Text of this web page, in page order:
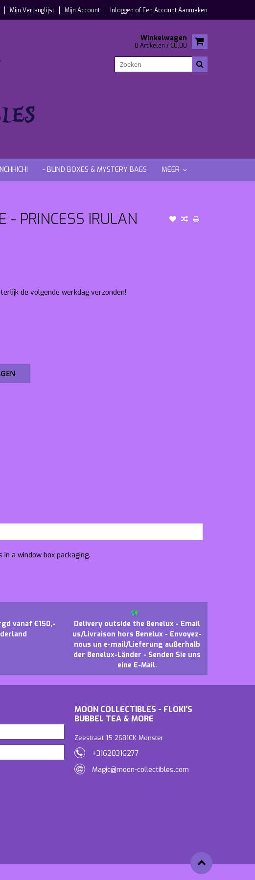
Mijn Verlanglijst Mijn Account Inloggen ofEen Account Aanmaken
Winkelwagen
0 Artikelen / €0,00
- BLIND BOXES & MYSTERY BAGS MEER
- PRINCESS IRULAN
de volgende werkdag verzonden!
a window box packaging.
vanaf €150,-
Delivery outside the Benelux - Email
us/Livraison hors Benelux - Envoyez-
nous un e-mail/Lieferung außerhalb
der Benelux-Länder - Senden Sie uns
eine E-Mail.
MOON COLLECTIBLES - FLOKI'S
BUBBEL TEA & MORE
Zeestraat 15 2681CK Monster
+31620316277
Magic@moon-collectibles.com